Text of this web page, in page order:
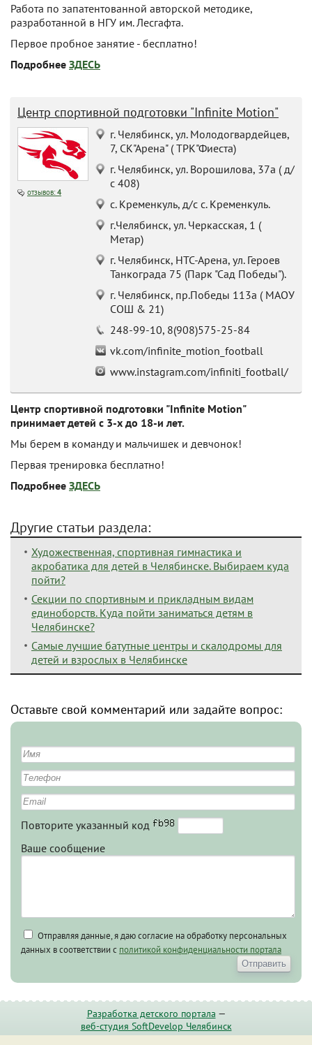
Работа по запатентованной авторской методике,
разработанной в НГУ им. Лесгафта.
Первое пробное занятие - бесплатно!
Подробнее ЗДЕСЬ
Центр спортивной подготовки "Infinite Motion"
отзывов:4
г. Челябинск, ул. Молодогвардейцев,
7, СК"Арена" ( ТРК"Фиеста)
г. Челябинск, ул. Ворошилова, 37а ( д/
с 408)
c. Кременкуль, д/с с. Кременкуль.
г.Челябинск, ул. Черкасская, 1 (
Метар)
г. Челябинск, НТС-Арена, ул. Героев
Танкограда 75 (Парк "Сад Победы").
г. Челябинск, пр.Победы 113а ( МАОУ
СОШ & 21)
248-99-10, 8(908)575-25-84
vk.com/infinite_motion_football
www.instagram.com/infiniti_football/
Центр спортивной подготовки "Infinite Motion"
принимает детей с 3-х до 18-и лет.
Мы берем в команду и мальчишек и девчонок!
Первая тренировка бесплатно!
Подробнее ЗДЕСЬ
Другие статьи раздела:
Художественная, спортивная гимнастика и
акробатика для детей в Челябинске. Выбираем куда
пойти?
Секции по спортивным и прикладным видам
единоборств. Куда пойти заниматься детям в
Челябинске?
Самые лучшие батутные центры и скалодромы для
детей и взрослых в Челябинске
Оставьте свой комментарий или задайте вопрос:
Повторите указанный код
Ваше сообщение
Отправляя данные, я даю согласие на обработку персональных
данных в соответствии с политикой конфиденциальности портала
Разработка детского портала —
веб-студия SoftDevelop Челябинск